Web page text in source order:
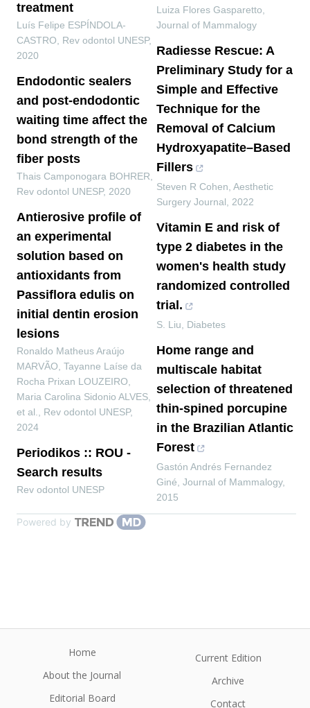
treatment
Luís Felipe ESPÍNDOLA-
CASTRO
Rev odontol UNESP,
2020
Endodontic sealers
and post-endodontic
waiting time affect the
bond strength of the
fiber posts
Thais Camponogara BOHRER
Rev odontol UNESP, 2020
Antierosive profile of
an experimental
solution based on
antioxidants from
Passiflora edulis on
initial dentin erosion
lesions
Ronaldo Matheus Araújo
MARVÃO, Tayanne Laíse da
Rocha Prixan LOUZEIRO,
Maria Carolina Sidonio ALVES,
et al.
Rev odontol UNESP,
2024
Periodikos :: ROU -
Search results
Rev odontol UNESP
Luiza Flores Gasparetto
Journal of Mammalogy
Radiesse Rescue: A
Preliminary Study for a
Simple and Effective
Technique for the
Removal of Calcium
Hydroxyapatite–Based
Fillers
Steven R Cohen Aesthetic
Surgery Journal
2022
Vitamin E and risk of
type 2 diabetes in the
women's health study
randomized controlled
trial.
S. Liu Diabetes
Home range and
multiscale habitat
selection of threatened
thin-spined porcupine
in the Brazilian Atlantic
Forest
Gastón Andrés Fernandez
Giné Journal of Mammalogy,
2015
Powered by
Home
About the Journal
Editorial Board
Current Edition
Archive
Contact